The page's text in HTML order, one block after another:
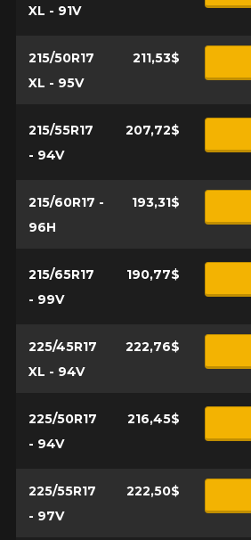
XL - 91V
215/50R17
XL - 95V
211,53$
215/55R17
- 94V
207,72$
215/60R17 -
96H
193,31$
215/65R17
- 99V
190,77$
225/45R17
XL - 94V
222,76$
225/50R17
- 94V
216,45$
225/55R17
- 97V
222,50$